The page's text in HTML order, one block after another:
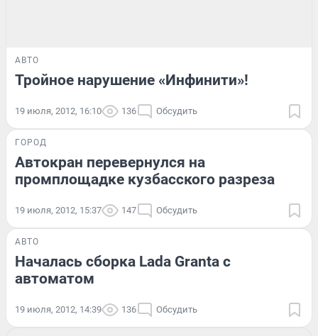
АВТО
Тройное нарушение «Инфинити»!
19 июля, 2012, 16:10 136 Обсудить
ГОРОД
Автокран перевернулся на
промплощадке кузбасского разреза
19 июля, 2012, 15:37 147 Обсудить
АВТО
Началась сборка Lada Granta с
автоматом
19 июля, 2012, 14:39 136 Обсудить